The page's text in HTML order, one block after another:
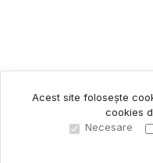
Acest site folosește
cookies
Necesare